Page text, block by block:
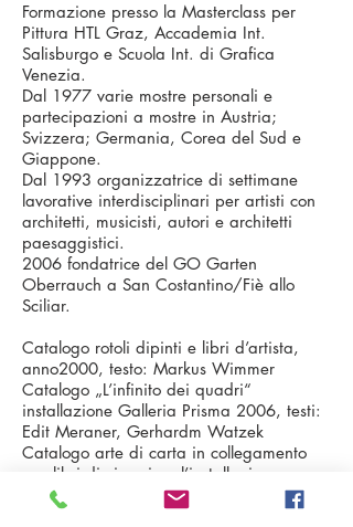
Formazione presso la Masterclass per
Pittura HTL Graz, Accademia Int.
Salisburgo e Scuola Int. di Grafica
Venezia.
Dal 1977 varie mostre personali e
partecipazioni a mostre in Austria;
Svizzera; Germania, Corea del Sud e
Giappone.
Dal 1993 organizzatrice di settimane
lavorative interdisciplinari per artisti con
architetti, musicisti, autori e architetti
paesaggistici.
2006 fondatrice del GO Garten
Oberrauch a San Costantino/Fiè allo
Sciliar.
Catalogo rotoli dipinti e libri d’artista,
anno2000, testo: Markus Wimmer
Catalogo „L’infinito dei quadri“
installazione Galleria Prisma 2006, testi:
Edit Meraner, Gerhardm Watzek
Catalogo arte di carta in collegamento
con libri di viaggio e l’installazione
„Gabinetto di Scienze Naturali “ 2013
Merano Arte, testi: Valerio Dehò, Eva